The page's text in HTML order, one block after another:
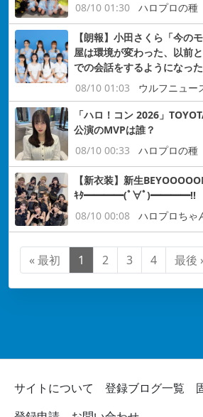
08/10 01:30
ハロプロの種
【朗報】小田さくら「今の
屋は環境が変わった、以前
での会話をするようにな
08/10 01:03
ウルフニュー
「ハロ！コン 2026」
公演のMVPは誰？
08/10 00:33
ハロプロの種
【新衣装】新生
ｷﾀ━━━━(ﾟ∀ﾟ)━━━━!!
08/10 00:08
ハロプロちゃ
« 最初 1 2 3 4 最後
サイトについて 登録ブログ一覧